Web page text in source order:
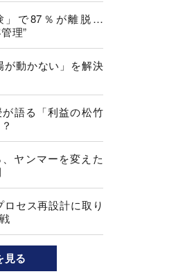
」で87％が離脱…
理”
が動かない」を解決
語る「利益の松竹
ヤンマーを変えた
セス再設計に取り
見る